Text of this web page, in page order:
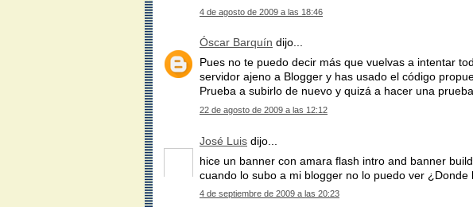
4 de agosto de 2009 a las 18:46
Óscar Barquín dijo...
Pues no te puedo decir más que vuelvas a intentar
servidor ajeno a Blogger y has usado el código
Prueba a subirlo de nuevo y quizá a hacer una
22 de agosto de 2009 a las 12:12
José Luis dijo...
hice un banner con amara flash intro and banner
cuando lo subo a mi blogger no lo puedo ver ¿Donde
4 de septiembre de 2009 a las 20:23